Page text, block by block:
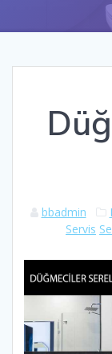
bbadmin
Servis